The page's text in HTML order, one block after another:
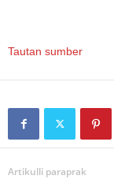
Tautan sumber
Artikulli paraprak